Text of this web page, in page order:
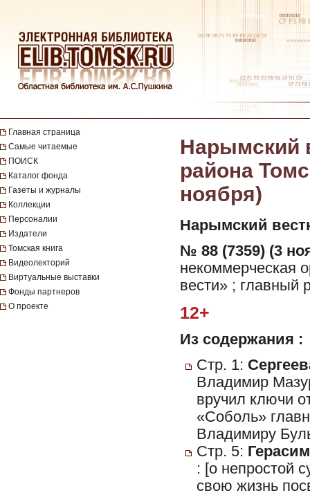
Главная страница
Самые читаемые
ПОИСК
Каталог фонда
Газеты и журналы
Коллекции
Персоналии
Издатели
Томская книга
Видеолекторий
Виртуальные выставки
Фонды партнеров
О проекте
Нарымский
района
ноября)
Нарымский
№ 88 (7359) (3
некоммерческая
вести» ; главный
12+
Из содержания :
Стр. 1:
Владимир
вручил ключи
«Соболь»
Владимиру
Стр. 5:
: [о непростой
свою жизнь